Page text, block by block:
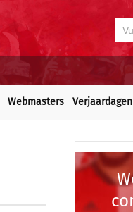
Webmasters Verjaardagen